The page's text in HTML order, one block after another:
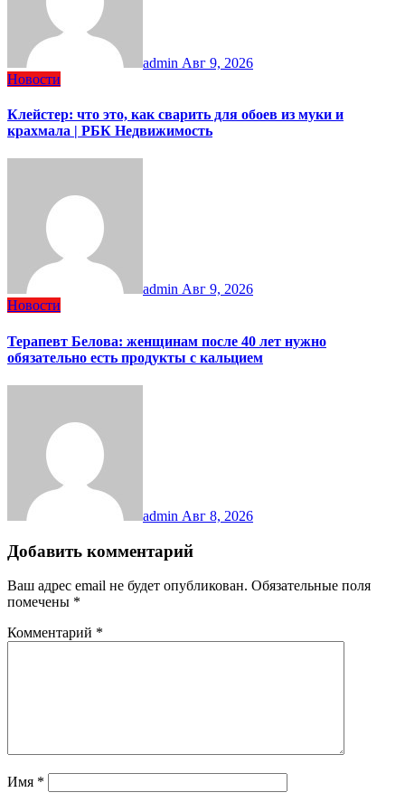
admin Авг 9, 2026
Новости
Клейстер: что это, как сварить для обоев из муки и
крахмала | РБК Недвижимость
admin Авг 9, 2026
Новости
Терапевт Белова: женщинам после 40 лет нужно
обязательно есть продукты с кальцием
admin Авг 8, 2026
Добавить комментарий
Ваш адрес email не будет опубликован. Обязательные поля
помечены *
Комментарий *
Имя *